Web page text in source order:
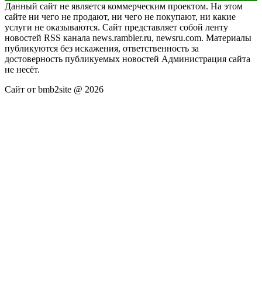
Данный сайт не является коммерческим проектом. На этом
сайте ни чего не продают, ни чего не покупают, ни какие
услуги не оказываются. Сайт представляет собой ленту
новостей RSS канала news.rambler.ru, newsru.com. Материалы
публикуются без искажения, ответственность за
достоверность публикуемых новостей Администрация сайта
не несёт.
Сайт от bmb2site @ 2026